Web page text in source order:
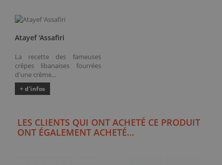
Atayef 'Assafiri
La recette des fameuses
crêpes libanaises fourrées
d'une crème...
+ d'infos
LES CLIENTS QUI ONT ACHETÉ CE PRODUIT
ONT ÉGALEMENT ACHETÉ...